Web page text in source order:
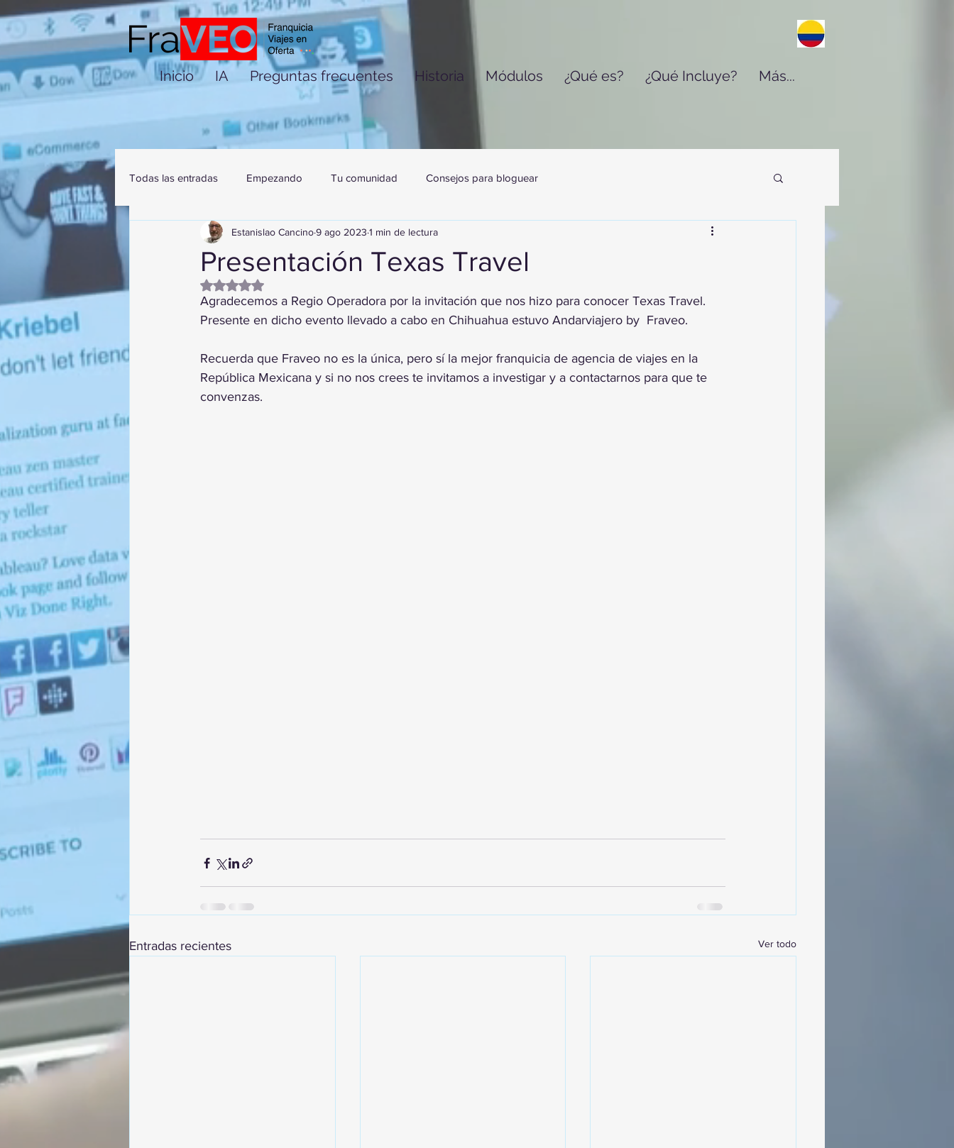
Inicio IA Preguntas frecuentes Historia Módulos ¿Qué es? ¿Qué Incluye? Más...
Todas las entradas Empezando Tu comunidad Consejos para bloguear
Presentación Texas Travel
Estanislao Cancino9 ago 2023 1 min de lectura
Obtuvo NaN de 5 estrellas.
Agradecemos a Regio Operadora por la invitación que nos hizo para conocer Texas Travel.
Presente en dicho evento llevado a cabo en Chihuahua estuvo Andarviajero by  Fraveo.
Recuerda que Fraveo no es la única, pero sí la mejor franquicia de agencia de viajes en la
República Mexicana y si no nos crees te invitamos a investigar y a contactarnos para que te
convenzas.
Entradas recientes Ver todo